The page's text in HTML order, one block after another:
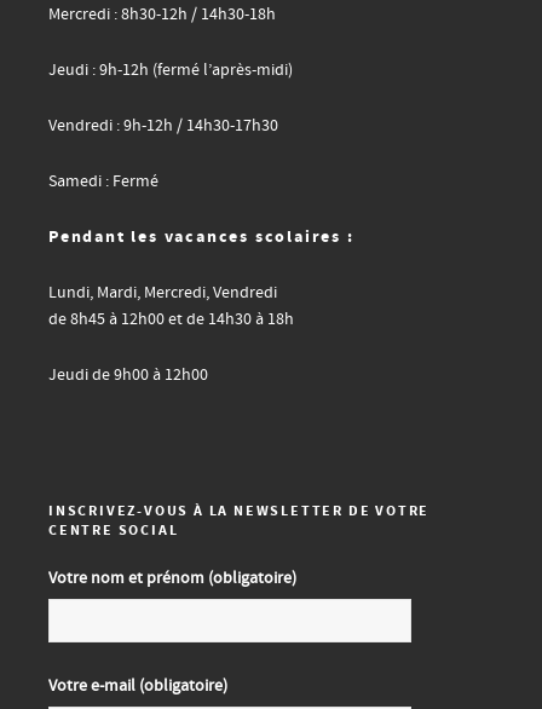
Mercredi : 8h30-12h / 14h30-18h
Jeudi : 9h-12h (fermé l’après-midi)
Vendredi : 9h-12h / 14h30-17h30
Samedi : Fermé
Pendant les vacances scolaires :
Lundi, Mardi, Mercredi, Vendredi
de 8h45 à 12h00 et de 14h30 à 18h
Jeudi de 9h00 à 12h00
INSCRIVEZ-VOUS À LA NEWSLETTER DE VOTRE
CENTRE SOCIAL
Votre nom et prénom (obligatoire)
Votre e-mail (obligatoire)